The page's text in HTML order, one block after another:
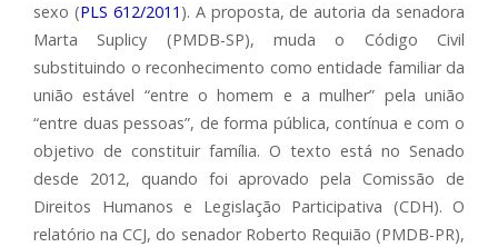
sexo (PLS 612/2011 ). A proposta, de autoria da senadora
Marta Suplicy (PMDB-SP), muda o Código Civil
substituindo o reconhecimento como entidade familiar da
união estável “entre o homem e a mulher” pela união
“entre duas pessoas”, de forma pública, contínua e com o
objetivo de constituir família. O texto está no Senado
desde 2012, quando foi aprovado pela Comissão de
Direitos Humanos e Legislação Participativa (CDH). O
relatório na CCJ, do senador Roberto Requião (PMDB-PR),